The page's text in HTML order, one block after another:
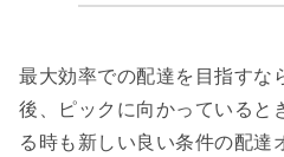
最大効率での配達を目指すな
後、ピックに向かっていると
る時も新しい良い条件の配達